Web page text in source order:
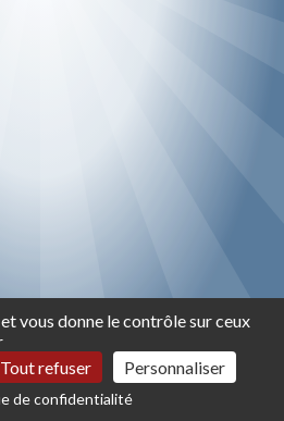
vous donne le contrôle sur ceux
Tout refuser Personnaliser
de confidentialité